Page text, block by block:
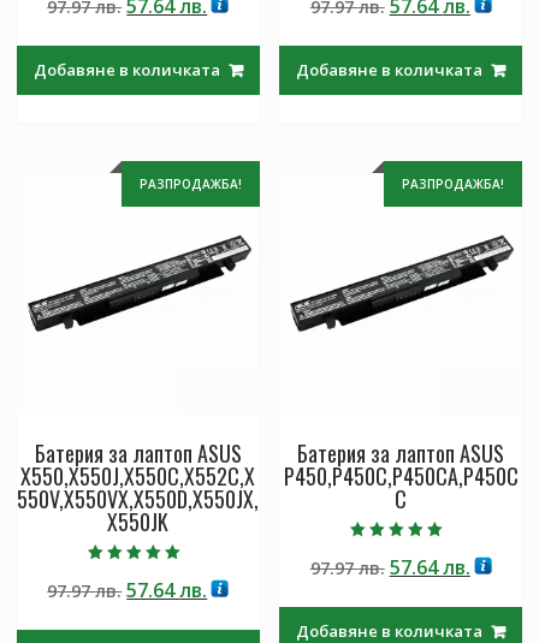
5.00
от 5
97.97лв.
97.97 лв..
57.64лв.
57.64 лв..
Добавяне в количката
5.00
от 5
97.97лв.
97.97 лв..
57.64лв.
57.64
Добавяне в количката
РАЗПРОДАЖБА!
Батерия за лаптоп ASUS
X550,X550J,X550C,X552C,X
550V,X550VX,X550D,X550JX,
X550JK
5.00
от 5
97.97лв.Original
57.64лв.Текущата
РАЗПРОДАЖБА!
Батерия за лаптоп ASUS
P450,P450C,P450CA,P450C
C
5.00
от 5
97.97лв. Original
57.64лв.
Добавяне в количката